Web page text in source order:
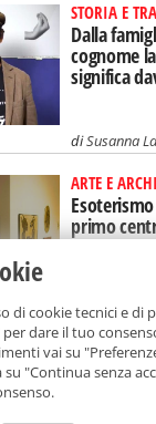
STORIA E
Dalla
cognome
significa
diSusanna
ARTE E
primo
Aleister
diRedazione
DA
di cookie tecnici e di
per dare il tuo
vai su
su "Continua senza